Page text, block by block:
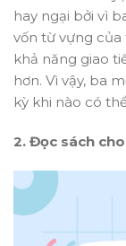
hay ngại bởi vì
vốn từ vựng của
khả năng giao
hơn. Vì vậy, ba
kỳ khi nào có
2. Đọc sách